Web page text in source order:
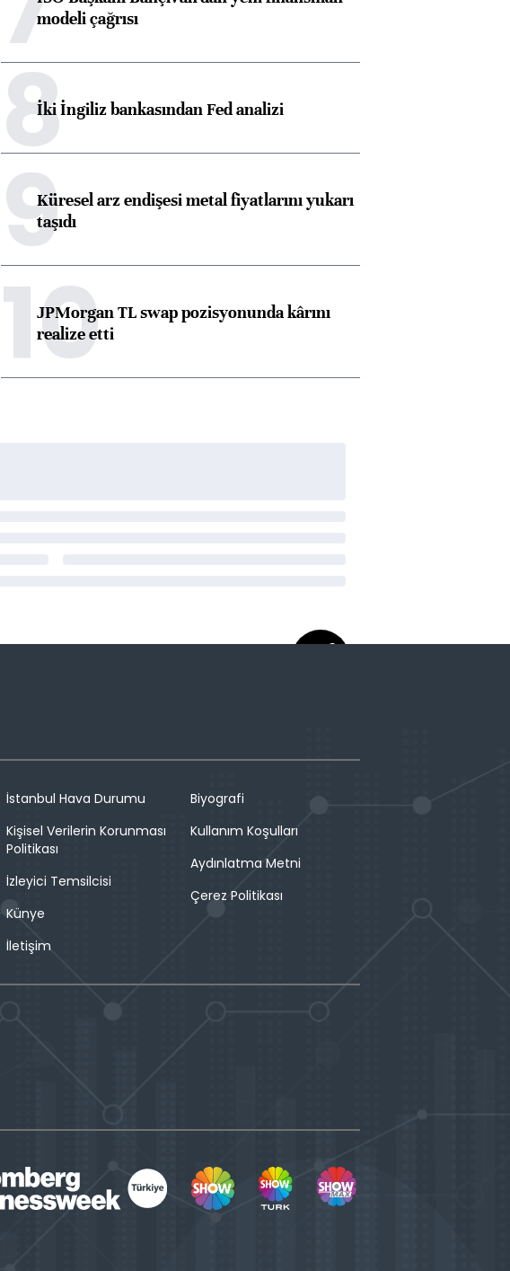
modeli çağrısı
8İki İngiliz bankasından Fed analizi
9Küresel arz endişesi metal fiyatlarını yukarı
taşıdı
10
JPMorgan TL swap pozisyonunda kârını
realize etti
İstanbul Hava Durumu
Kişisel Verilerin Korunması
Politikası
İzleyici Temsilcisi
Künye
İletişim
Biyografi
Kullanım Koşulları
Aydınlatma Metni
Çerez Politikası